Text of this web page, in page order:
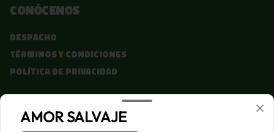
Conócenos
Despacho
Términos y condiciones
Política de privacidad
Redes sociales
Instagram
AMOR SALVAJE